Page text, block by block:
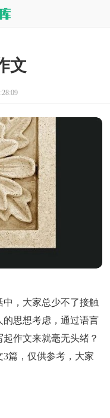
文
，大家总少不了接触
思想考虑，通过语言
作文来就毫无头绪？
篇，仅供参考，大家